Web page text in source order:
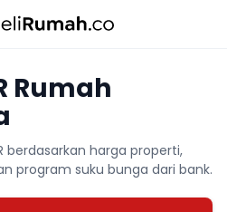
Rumah
berdasarkan harga properti,
program suku bunga dari bank.